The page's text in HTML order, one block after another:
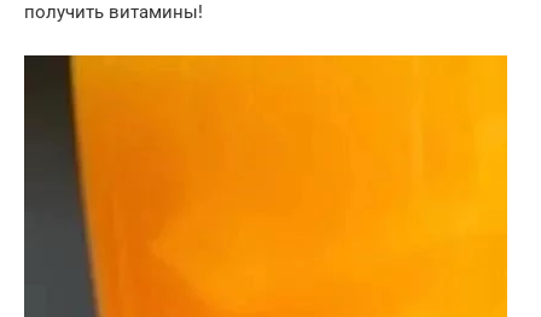
получить витамины!